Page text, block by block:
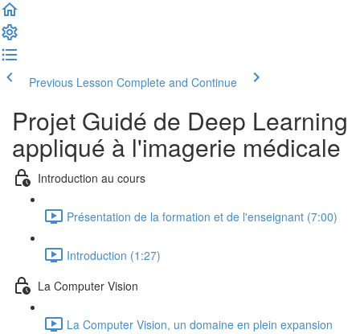
Previous Lesson Complete and Continue
Projet Guidé de Deep Learning
appliqué à l'imagerie médicale
Introduction au cours
Présentation de la formation et de l'enseignant (7:00)
Introduction (1:27)
La Computer Vision
La Computer Vision, un domaine en plein expansion